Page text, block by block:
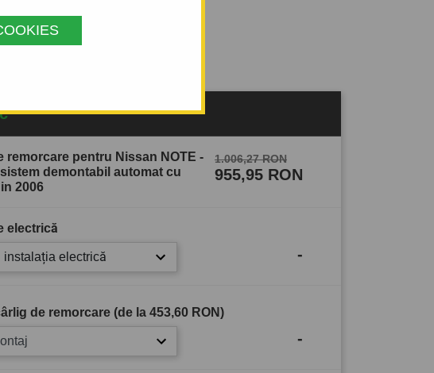
a produsului
remorcare pentru Nissan NOTE -
sistem demontabil automat cu
2006
1.006,27 RON
955,95 RON
electrică
instalația electrică -
de remorcare (de la 453,60 RON)
-